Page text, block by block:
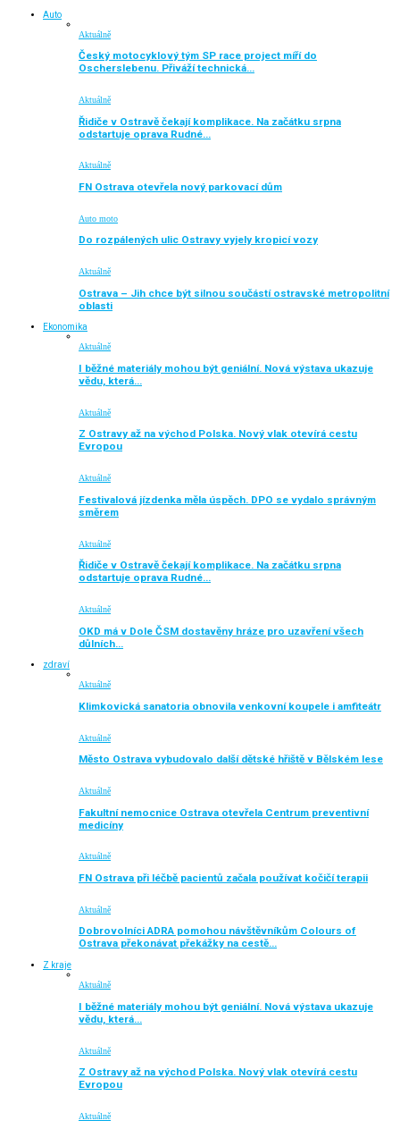
Auto
Aktuálně
Český motocyklový tým SP race project míří do
Oscherslebenu. Přiváží technická…
Aktuálně
Řidiče v Ostravě čekají komplikace. Na začátku srpna
odstartuje oprava Rudné…
Aktuálně
FN Ostrava otevřela nový parkovací dům
Auto moto
Do rozpálených ulic Ostravy vyjely kropicí vozy
Aktuálně
Ostrava – Jih chce být silnou součástí ostravské metropolitní
oblasti
Ekonomika
Aktuálně
I běžné materiály mohou být geniální. Nová výstava ukazuje
vědu, která…
Aktuálně
Z Ostravy až na východ Polska. Nový vlak otevírá cestu
Evropou
Aktuálně
Festivalová jízdenka měla úspěch. DPO se vydalo správným
směrem
Aktuálně
Řidiče v Ostravě čekají komplikace. Na začátku srpna
odstartuje oprava Rudné…
Aktuálně
OKD má v Dole ČSM dostavěny hráze pro uzavření všech
důlních…
zdraví
Aktuálně
Klimkovická sanatoria obnovila venkovní koupele i amfiteátr
Aktuálně
Město Ostrava vybudovalo další dětské hřiště v Bělském lese
Aktuálně
Fakultní nemocnice Ostrava otevřela Centrum preventivní
medicíny
Aktuálně
FN Ostrava při léčbě pacientů začala používat kočičí terapii
Aktuálně
Dobrovolníci ADRA pomohou návštěvníkům Colours of
Ostrava překonávat překážky na cestě…
Z kraje
Aktuálně
I běžné materiály mohou být geniální. Nová výstava ukazuje
vědu, která…
Aktuálně
Z Ostravy až na východ Polska. Nový vlak otevírá cestu
Evropou
Aktuálně